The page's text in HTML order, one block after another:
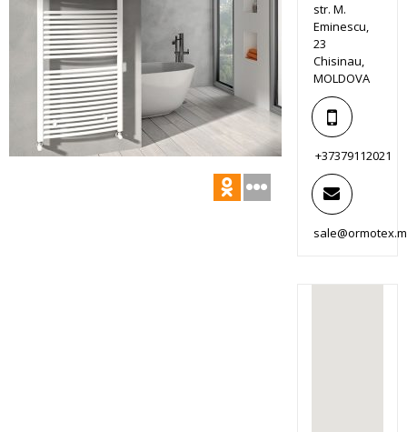
str. M.
Eminescu,
23
Chisinau,
MOLDOVA
+37379112021